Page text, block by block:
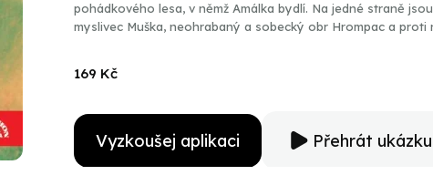
pohádkového lesa, v němž Amálka bydlí. Na jedné straně
myslivec Muška, neohrabaný a sobecký obr Hrompac a proti
169 Kč
Vyzkoušej aplikaci Přehrát ukázku